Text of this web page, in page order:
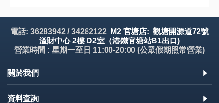
電話: 36283942 / 34282122
M2 官塘店: 觀塘開源道72號
溢財中心 2樓 D2室（港鐵官塘站B1出口)
營業時間 : 星期一至日 11:00-20:00 (公眾假期照常營業)
關於我們
資料查詢